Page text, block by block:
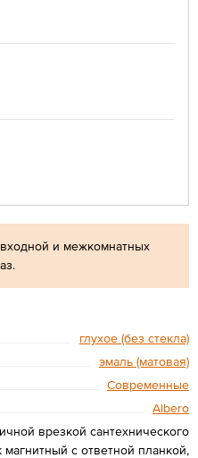
и межкомнатных
глухое (без стекла)
эмаль (матовая)
Современные
Albero
врезкой сантехнического
магнитный с ответной планкой,